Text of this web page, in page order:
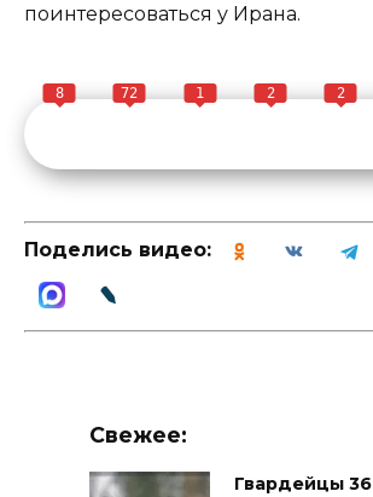
поинтересоваться у Ирана.
8 72 1 2 2
Поделись видео:
Свежее:
Гвардейцы 36